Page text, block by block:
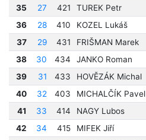
35
27 421 TUREK Petr
36
28 410 KOZEL Lukáš
37
29 431 FRIŠMAN Marek
38
30 434 JANKO Roman
39
31 433 HOVĚZÁK Michal
40
32 403 MICHALČÍK Pavel
41
33 414 NAGY Lubos
42
34 415 MIFEK Jiří